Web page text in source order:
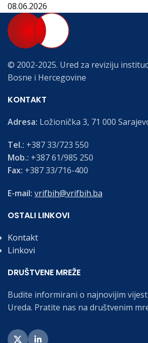
08.06.2026
© 2002-2025. Ured za reviziju
Bosne i Hercegovine
KONTAKT
Adresa: Ložionička 3, 71 000
Tel.: +387 33/723 550
Mob.: +387 61/985 250
Fax: +387 33/716-400
E-mail: vrifbih@vrifbih.ba
OSTALI LINKOVI
Kontakt
Linkovi
DRUŠTVENE MREŽE
Budite informirani o najnovijim
Ureda. Pratite nas na društvenim